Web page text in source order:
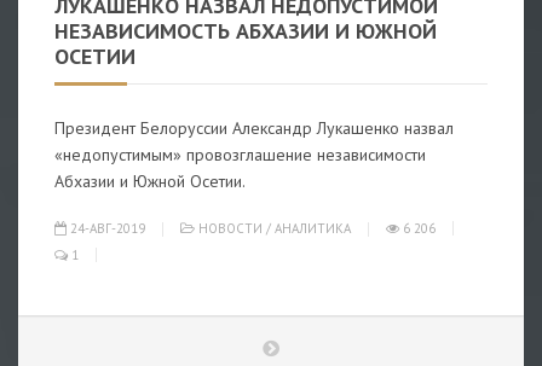
ЛУКАШЕНКО НАЗВАЛ НЕДОПУСТИМОЙ
НЕЗАВИСИМОСТЬ АБХАЗИИ И ЮЖНОЙ
ОСЕТИИ
Президент Белоруссии Александр Лукашенко назвал
«недопустимым» провозглашение независимости
Абхазии и Южной Осетии.
24-АВГ-2019 НОВОСТИ / АНАЛИТИКА
6 206
1